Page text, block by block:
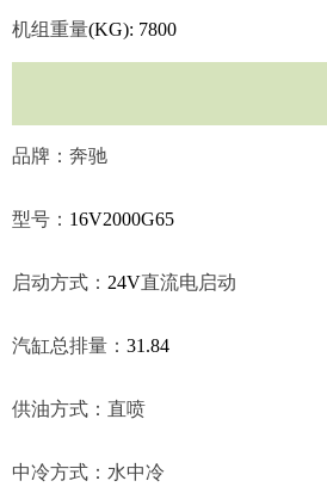
机组重量(KG): 7800
品牌：奔驰
型号： 16V2000G65
启动方式： 24V直流电启动
汽缸总排量： 31.84
供油方式：直喷
中冷方式：水中冷